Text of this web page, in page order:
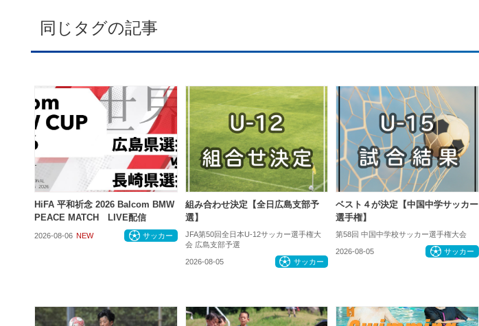
同じタグの記事
HiFA 平和祈念 2026 Balcom BMW
PEACE MATCH LIVE配信
2026-08-06 NEW サッカー
組み合わせ決定【全日広島支部予
選】
JFA第50回全日本U-12サッカー選手権大
会 広島支部予選
2026-08-05 サッカー
ベスト４が決定【中国中学サッカー
選手権】
第58回 中国中学校サッカー選手権大会
2026-08-05 サッカー